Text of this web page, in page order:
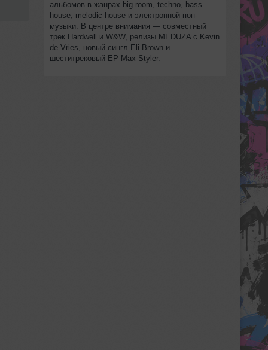
альбомов в жанрах big room, techno, bass
house, melodic house и электронной поп-
музыки. В центре внимания — совместный
трек Hardwell и W&W, релизы MEDUZA с Kevin
de Vries, новый сингл Eli Brown и
шеститрековый EP Max Styler.